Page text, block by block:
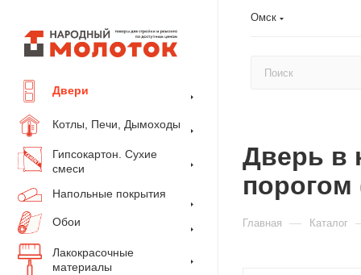
Омск
Двери
Котлы, Печи, Дымоходы
Гипсокартон. Сухие
смеси
Напольные покрытия
Обои
Лакокрасочные
материалы
Дверь в
порогом
Главная — Каталог